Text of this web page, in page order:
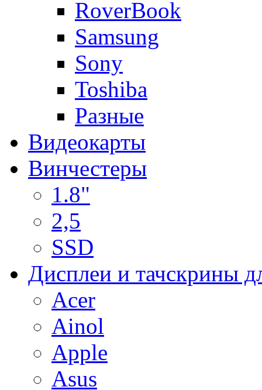
RoverBook
Samsung
Sony
Toshiba
Разные
Видеокарты
Винчестеры
1.8"
2,5
SSD
Дисплеи и тачскрины
Acer
Ainol
Apple
Asus